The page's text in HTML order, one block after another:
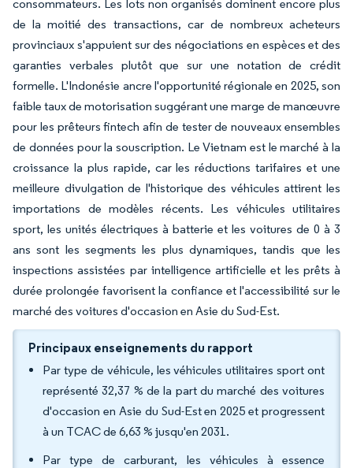
consommateurs. Les lots non organisés dominent encore plus
de la moitié des transactions, car de nombreux acheteurs
provinciaux s'appuient sur des négociations en espèces et des
garanties verbales plutôt que sur une notation de crédit
formelle. L'Indonésie ancre l'opportunité régionale en 2025, son
faible taux de motorisation suggérant une marge de manœuvre
pour les prêteurs fintech afin de tester de nouveaux ensembles
de données pour la souscription. Le Vietnam est le marché à la
croissance la plus rapide, car les réductions tarifaires et une
meilleure divulgation de l'historique des véhicules attirent les
importations de modèles récents. Les véhicules utilitaires
sport, les unités électriques à batterie et les voitures de 0 à 3
ans sont les segments les plus dynamiques, tandis que les
inspections assistées par intelligence artificielle et les prêts à
durée prolongée favorisent la confiance et l'accessibilité sur le
marché des voitures d'occasion en Asie du Sud-Est.
Principaux enseignements du rapport
Par type de véhicule, les véhicules utilitaires sport ont
représenté 32,37 % de la part du marché des voitures
d'occasion en Asie du Sud-Est en 2025 et progressent
à un TCAC de 6,63 % jusqu'en 2031.
Par type de carburant, les véhicules à essence